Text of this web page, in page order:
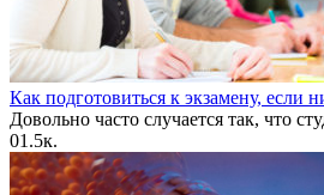
Как подготовиться к экзамену, если
Довольно часто случается так, что
01.5к.